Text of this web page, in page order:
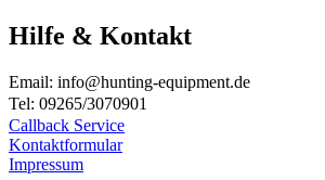
Hilfe & Kontakt
Email: info@hunting-equipment.de
Tel: 09265/3070901
Callback Service
Kontaktformular
Impressum